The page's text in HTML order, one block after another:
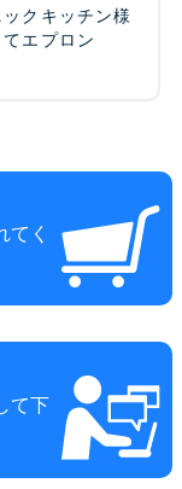
クキッチン様
エプロン
く
て下